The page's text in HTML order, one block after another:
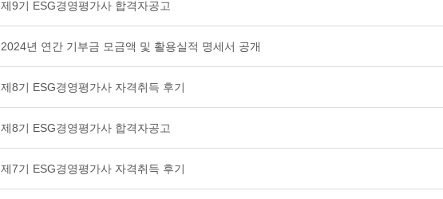
제9기 ESG경영평가사 합격자공고
2024년 연간 기부금 모금액 및 활용실적 명세서 공개
제8기 ESG경영평가사 자격취득 후기
제8기 ESG경영평가사 합격자공고
제7기 ESG경영평가사 자격취득 후기